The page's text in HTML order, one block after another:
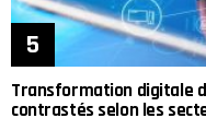
Transformation digitale
contrastés selon les